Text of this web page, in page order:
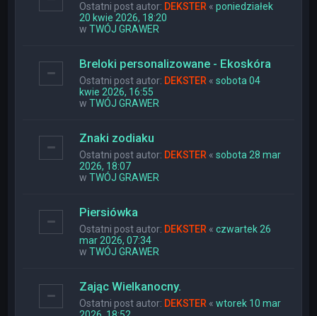
Ostatni post autor: DEKSTER «poniedziałek
20 kwie 2026, 18:20
wTWÓJ GRAWER
Breloki personalizowane - Ekoskóra
Ostatni post autor: DEKSTER «sobota 04
kwie 2026, 16:55
wTWÓJ GRAWER
Znaki zodiaku
Ostatni post autor: DEKSTER «sobota 28 mar
2026, 18:07
wTWÓJ GRAWER
Piersiówka
Ostatni post autor: DEKSTER «czwartek 26
mar 2026, 07:34
wTWÓJ GRAWER
Zając Wielkanocny.
Ostatni post autor: DEKSTER «wtorek 10 mar